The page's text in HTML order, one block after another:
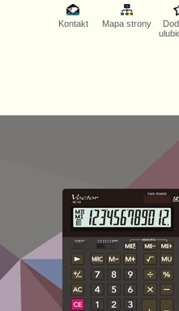
Kontakt Mapa strony